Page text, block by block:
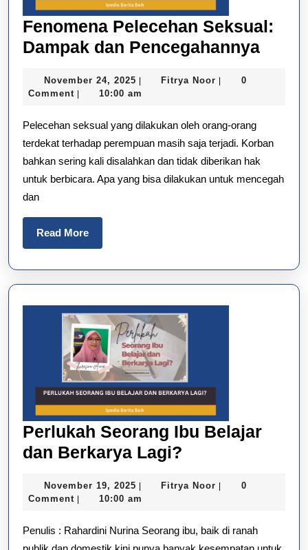
Fenomena Pelecehan Seksual:
Dampak dan Pencegahannya
November 24, 2025 November
24,
| Fitrya Noor Fitrya
|
0
Comment | 10:00 am
Pelecehan seksual yang dilakukan oleh orang-orang
terdekat terhadap perempuan masih saja terjadi. Korban
bahkan sering kali disalahkan dan tidak diberikan hak
untuk berbicara. Apa yang bisa dilakukan untuk mencegah
dan
Read MoreRead
More
Perlukah Seorang Ibu Belajar
dan Berkarya Lagi?
Ibu
dan
November 19, 2025 November
19,
Fitrya Noor Fitrya0
Comment
10:00 am
Penulis : Rahardini Nurina Seorang ibu, baik di ranah